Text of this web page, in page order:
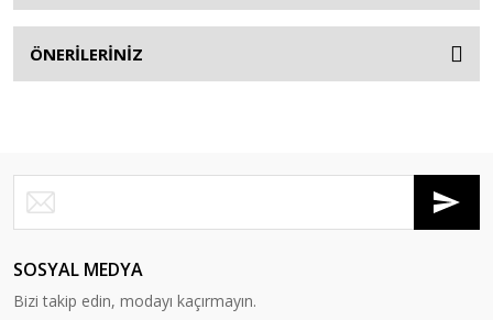
ÖNERİLERİNİZ
SOSYAL MEDYA
Bizi takip edin, modayı kaçırmayın.